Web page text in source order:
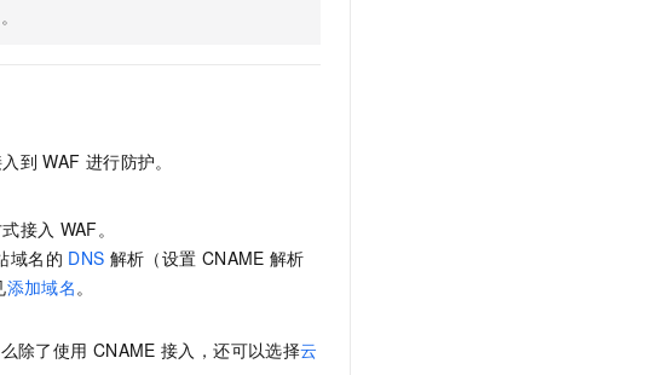
到 WAF 进行防护。
接入 WAF。
域名的 DNS 解析（设置 CNAME 解析
添加域名 。
除了使用 CNAME 接入，还可以选择云